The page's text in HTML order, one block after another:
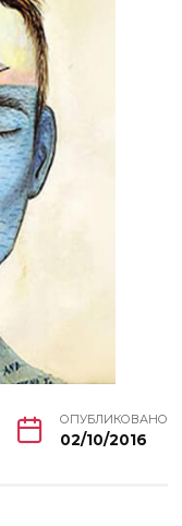
ОПУБЛИКОВАНО
02/10/2016